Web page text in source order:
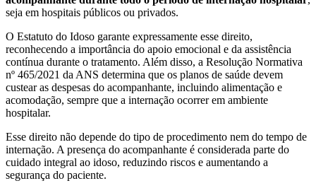
seja em hospitais públicos ou privados.
O Estatuto do Idoso garante expressamente esse direito,
reconhecendo a importância do apoio emocional e da assistência
contínua durante o tratamento. Além disso, a Resolução Normativa
nº 465/2021 da ANS determina que os planos de saúde devem
custear as despesas do acompanhante, incluindo alimentação e
acomodação, sempre que a internação ocorrer em ambiente
hospitalar.
Esse direito não depende do tipo de procedimento nem do tempo de
internação. A presença do acompanhante é considerada parte do
cuidado integral ao idoso, reduzindo riscos e aumentando a
segurança do paciente.